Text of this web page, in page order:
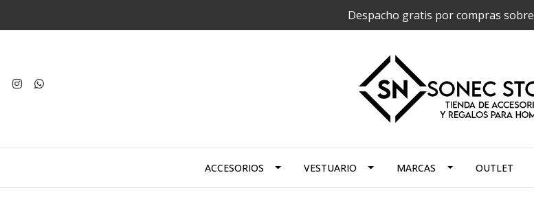
Despacho gratis por compras sobre
ACCESORIOS VESTUARIO MARCAS OUTLET